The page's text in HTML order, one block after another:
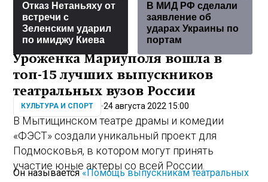
Отказ Нетаньяху от
встречи с
Зеленским ударил
по имиджу Киева
В МИД РФ сделали
заявление об
ударах Украины по
портам
Уроженка Мариуполя вошла в
топ-15 лучших выпускников
театральных вузов России
КУЛЬТУРА И СПОРТ 24 августа 2022 15:00
В Мытищинском театре драмы и комедии
«ФЭСТ» создали уникальный проект для
Подмосковья, в котором могут принять
участие юные актеры со всей России.
Он называется«Помощь выпускникам театральных